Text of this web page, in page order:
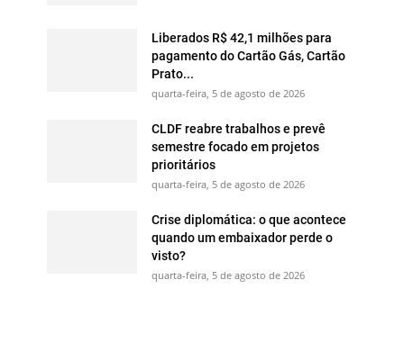
Liberados R$ 42,1 milhões para
pagamento do Cartão Gás, Cartão
Prato...
quarta-feira, 5 de agosto de 2026
CLDF reabre trabalhos e prevê
semestre focado em projetos
prioritários
quarta-feira, 5 de agosto de 2026
Crise diplomática: o que acontece
quando um embaixador perde o
visto?
quarta-feira, 5 de agosto de 2026